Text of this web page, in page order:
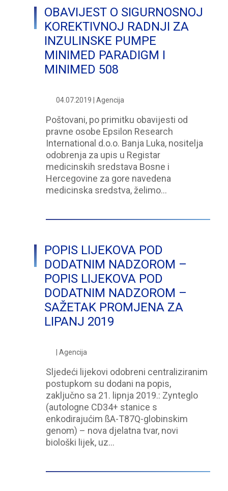
OBAVIJEST O SIGURNOSNOJ
KOREKTIVNOJ RADNJI ZA
INZULINSKE PUMPE
MINIMED PARADIGM I
MINIMED 508
04.07.2019 | Agencija
Poštovani, po primitku obavijesti od
pravne osobe Epsilon Research
International d.o.o. Banja Luka, nositelja
odobrenja za upis u Registar
medicinskih sredstava Bosne i
Hercegovine za gore navedena
medicinska sredstva, želimo…
POPIS LIJEKOVA POD
DODATNIM NADZOROM –
POPIS LIJEKOVA POD
DODATNIM NADZOROM –
SAŽETAK PROMJENA ZA
LIPANJ 2019
| Agencija
Sljedeći lijekovi odobreni centraliziranim
postupkom su dodani na popis,
zaključno sa 21. lipnja 2019.: Zynteglo
(autologne CD34+ stanice s
enkodirajućim ßA-T87Q-globinskim
genom) – nova djelatna tvar, novi
biološki lijek, uz…